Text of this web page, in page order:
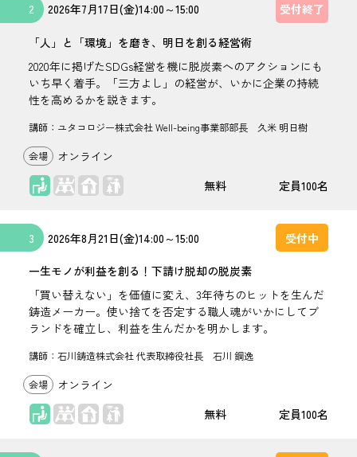
2
「人」と「環境」を磨き、明日を創る経営術
2020年に掲げたSDGs経営を機に脱炭素へのアクションにも
いち早く着手。「三方よし」の経営が、いかに企業の持続
性を高めるかを説きます。
講師：ユタコロジー株式会社 Well-being事業部部長 久米 明日樹
2026年7月17日(金)14:00 ～15:00
座学 無料 100名
オンライン
受付終了
3
一生モノが利益を創る！下請け脱却の脱炭素
「買い替えない」を価値に変え、3年待ちのヒットを生んだ
鋳造メーカー。使い捨てを否定する職人魂がいかにしてブ
ランドを確立し、利益を生んだかを明かします。
講師：石川鋳造株式会社 代表取締役社長 石川 鋼逸
2026年8月21日(金)14:00 ～15:00
座学 無料 100名
オンライン
受付中